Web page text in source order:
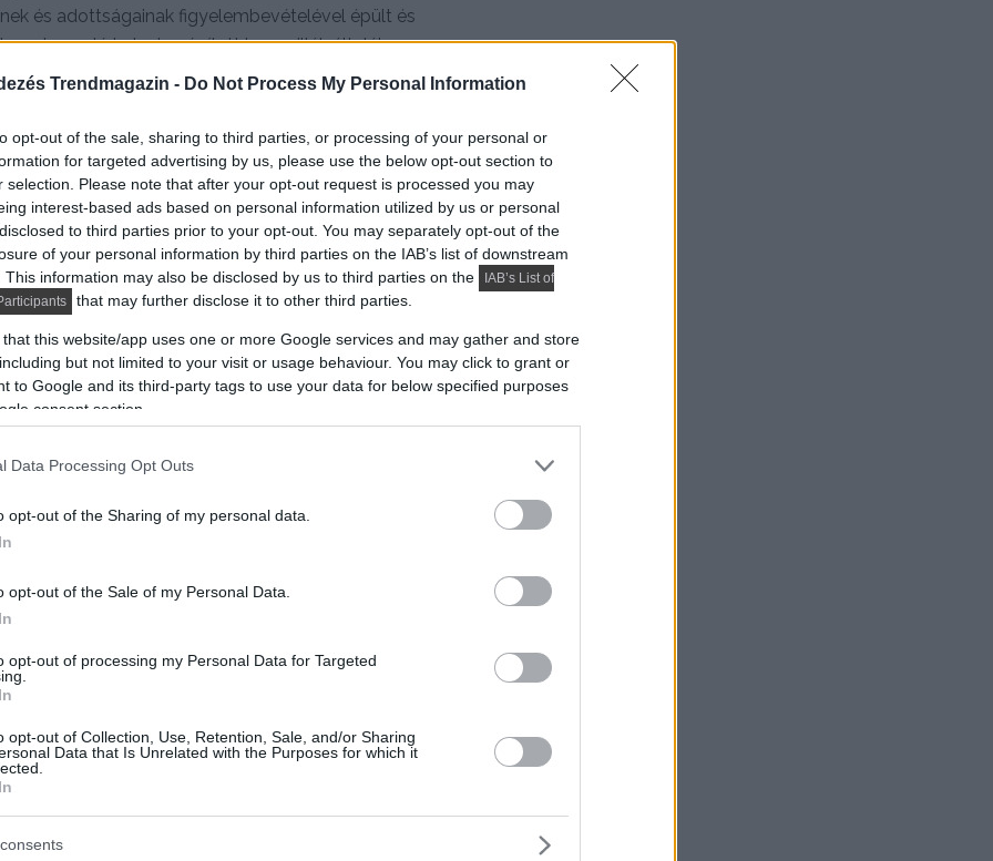
Trendmagazin - Do Not Process My Personal Information
opt-out of the sale, sharing to third parties, or processing of your personal or
for targeted advertising by us, please use the below opt-out section to
selection. Please note that after your opt-out request is processed you may
interest-based ads based on personal information utilized by us or personal
to third parties prior to your opt-out. You may separately opt-out of the
of your personal information by third parties on the IAB’s list of downstream
This information may also be disclosed by us to third parties on the
IAB’s List of
that may further disclose it to other third parties.
that this website/app uses one or more Google services and may gather and store
but not limited to your visit or usage behaviour. You may click to grant or
to Google and its third-party tags to use your data for below specified purposes
consent section.
Data Processing Opt Outs
opt-out of the Sharing of my personal data.
opt-out of the Sale of my Personal Data.
opt-out of processing my Personal Data for Targeted
opt-out of Collection, Use, Retention, Sale, and/or Sharing
Data that Is Unrelated with the Purposes for which it
és adottságainak figyelembevételével épült és
a hasonló helyekre épített luxusvillák általában
a fő szempont az elhelyezésnél és a tervezésnél.
mely alkalmazkodik a környezetéhez. A
tervezési stratégiák és a bioklimatikus építészet
megfelelő hőkomfort szabályozását a központi
és a szellőzés állításával. A tető vitorlaszerűen,
elosztásáért felelős. A ház minden részéből
medencén túl fekvő látványos távoli vidékekre.”